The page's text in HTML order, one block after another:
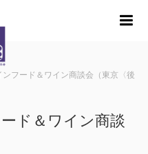
フード＆ワイン商談会（東京〈後
ド＆ワイン商談